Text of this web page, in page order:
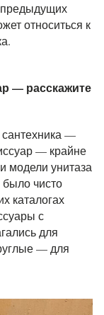
относиться к
— расскажите
—
— крайне
модели унитаза
чисто
каталогах
с
для
— для